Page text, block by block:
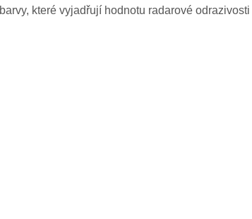
barvy, které vyjadřují hodnotu radarové